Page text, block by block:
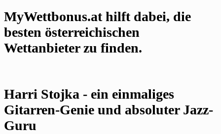
MyWettbonus.at hilft dabei, die
besten österreichischen
Wettanbieter zu finden.
Harri Stojka - ein einmaliges
Gitarren-Genie und absoluter Jazz-
Guru